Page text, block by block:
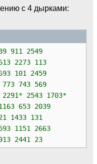
с 4 дырками:
911 2549
2273 113
101 2459
743 569
2543 1703*
653 2039
1433 131
1151 2663
2441 23